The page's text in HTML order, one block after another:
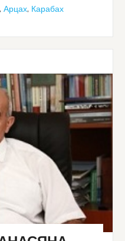
,Арцах, Карабах